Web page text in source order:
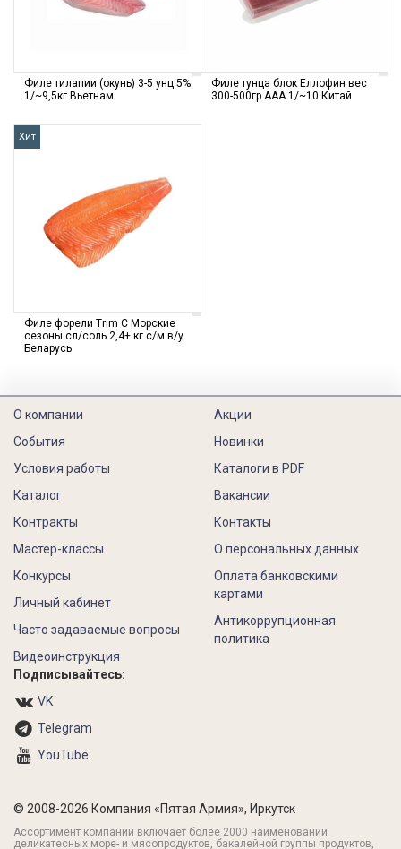
Филе тилапии (окунь) 3-5 унц 5%
1/~9,5кг Вьетнам
Филе тунца блок Еллофин вес
300-500гр ААА 1/~10 Китай
Хит
Филе форели Trim С Морские
сезоны cл/соль 2,4+ кг с/м в/у
Беларусь
О компании
События
Условия работы
Каталог
Контракты
Акции
Новинки
Каталоги в PDF
Вакансии
Контакты
Мастер-классы
Конкурсы
Личный кабинет
Часто задаваемые вопросы
Видеоинструкция
О персональных данных
Оплата банковскими
картами
Антикоррупционная
политика
Подписывайтесь:
VK
Telegram
YouTube
© 2008-2026 Компания «Пятая Армия», Иркутск
Ассортимент компании включает более 2000 наименований
деликатесных море- и мясопродуктов, бакалейной группы продуктов,